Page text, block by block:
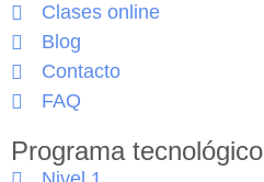
Clases online
Blog
Contacto
FAQ
Programa tecnológico